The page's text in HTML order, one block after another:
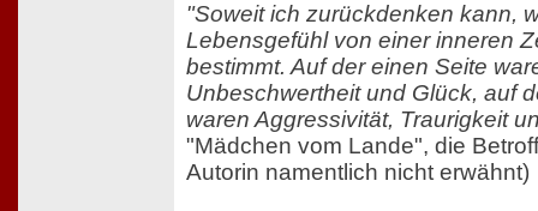
"Soweit ich zurückdenken kann,
Lebensgefühl von einer inneren
bestimmt. Auf der einen Seite
Unbeschwertheit und Glück, auf
waren Aggressivität, Traurigkeit
"Mädchen vom Lande", die
Autorin namentlich nicht erwähnt)